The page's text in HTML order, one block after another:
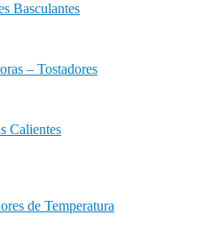
Basculantes
– Tostadores
Calientes
de Temperatura